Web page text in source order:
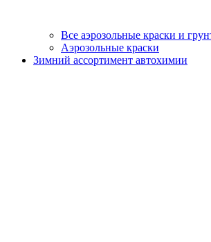
Все аэрозольные краски и
Аэрозольные краски
Зимний ассортимент автохимии